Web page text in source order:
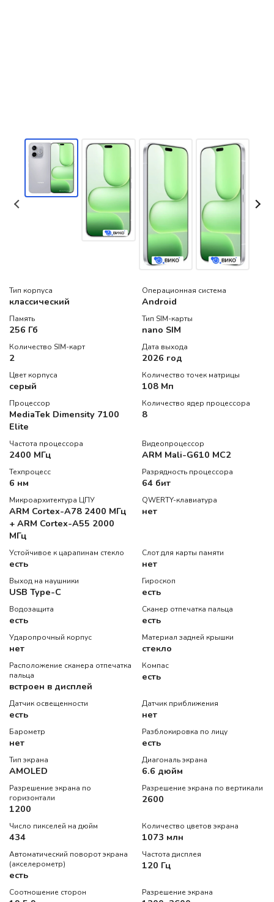
Тип корпуса
классический
Операционная система
Android
Память
256 Гб
Тип SIM-карты
nano SIM
Количество SIM-карт
2
Дата выхода
2026 год
Цвет корпуса
серый
Количество точек матрицы
108 Мп
Процессор
MediaTek Dimensity 7100
Elite
Количество ядер процессора
8
Частота процессора
2400 МГц
Видеопроцессор
ARM Mali-G610 MC2
Техпроцесс
6 нм
Разрядность процессора
64 бит
Микроархитектура ЦПУ
ARM Cortex-A78 2400 МГц
+ ARM Cortex-A55 2000
МГц
QWERTY-клавиатура
нет
Устойчивое к царапинам стекло
есть
Слот для карты памяти
нет
Выход на наушники
USB Type-C
Гироскоп
есть
Водозащита
есть
Сканер отпечатка пальца
есть
Ударопрочный корпус
нет
Материал задней крышки
стекло
Расположение сканера отпечатка
пальца
встроен в дисплей
Компас
есть
Датчик освещенности
есть
Датчик приближения
нет
Барометр
нет
Разблокировка по лицу
есть
Тип экрана
AMOLED
Диагональ экрана
6.6 дюйм
Разрешение экрана по
горизонтали
1200
Разрешение экрана по вертикали
2600
Число пикселей на дюйм
434
Количество цветов экрана
1073 млн
Автоматический поворот экрана
(акселерометр)
есть
Частота дисплея
120 Гц
Соотношение сторон Разрешение экрана